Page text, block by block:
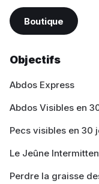
Boutique
Objectifs
Abdos Express
Abdos Visibles en
Pecs visibles en 30
Le Jeûne
Perdre la graisse